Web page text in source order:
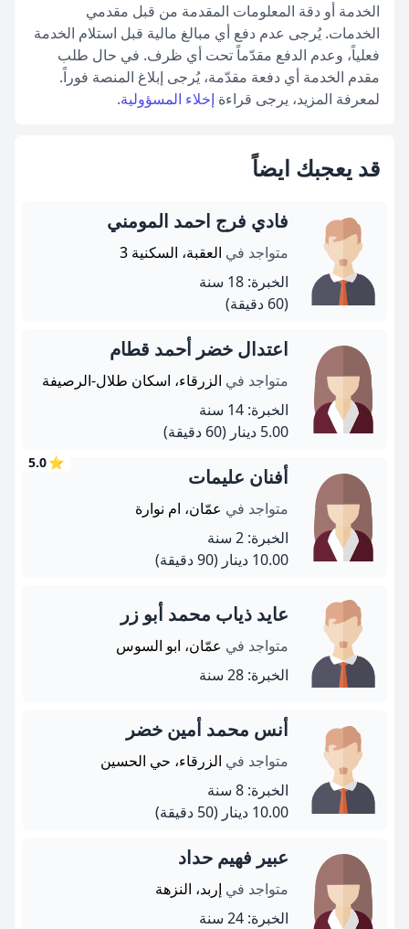
الخدمة أو دقة المعلومات المقدمة من قبل مقدمي
الخدمات. يُرجى عدم دفع أي مبالغ مالية قبل استلام الخدمة
فعلياً، وعدم الدفع مقدّماً تحت أي ظرف. في حال طلب
مقدم الخدمة أي دفعة مقدّمة، يُرجى إبلاغ المنصة فوراً.
لمعرفة المزيد، يرجى قراءة إخلاء المسؤولية.
قد يعجبك ايضاً
فادي فرج احمد المومني
متواجد في العقبة، السكنية 3
الخبرة: 18 سنة
(60 دقيقة)
اعتدال خضر أحمد قطام
متواجد في الزرقاء، اسكان طلال-الرصيفة
الخبرة: 14 سنة
5.00 دينار
(60 دقيقة)
⭐
5.0
أفنان عليمات
متواجد في عمّان، ام نوارة
الخبرة: 2 سنة
10.00 دينار
(90 دقيقة)
عايد ذياب محمد أبو زر
متواجد في عمّان، ابو السوس
الخبرة: 28 سنة
أنس محمد أمين خضر
متواجد في الزرقاء، حي الحسين
الخبرة: 8 سنة
10.00 دينار
(50 دقيقة)
عبير فهيم حداد
متواجد في إربد، النزهة
الخبرة: 24 سنة